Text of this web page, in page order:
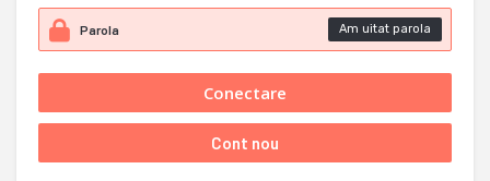
Am uitat parola